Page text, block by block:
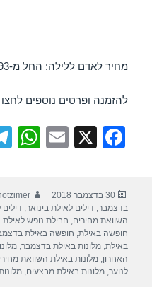
מחיר לאדם ללילה: החל מ-₪493
להזמנה ופרטים נוספים
F
e
b
o
o
X
E
s
A
p
p
פורסם
בתאריך
30 בדצמבר 2018 מחבר
בדצמבר,דילים לאילת בינואר,
השוואת מחירים, חבילת נופש
חופשה באילת, חופשה באילת
באילת,מלונות באילת בדצמבר,
האחרון,מלונות באילת השוואת
לנוער,מלונות באילת מבצעים,